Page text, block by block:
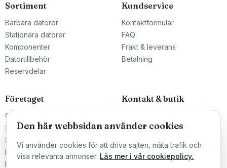
Sortiment
Bärbara datorer
Stationära datorer
Komponenter
Datortillbehör
Reservdelar
Kundservice
Kontaktformulär
FAQ
Frakt & leverans
Betalning
Företaget
Om oss
Större inköp?
Sälj till oss
Köpvillkor
Integritetspolicy
Kontakt & butik
Malmö, Sverige
ÖPPETTIDER
Mån–Fre 10–16
Den här webbsidan använder cookies
Vi använder cookies för att driva sajten, mäta trafik och
visa relevanta annonser. Läs mer i vår cookiepolicy.